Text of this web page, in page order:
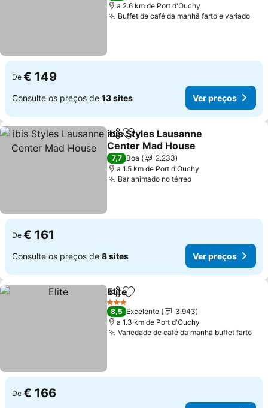
a 2.6 km de Port d'Ouchy
Buffet de café da manhã farto e variadoVer
De € 149
Consulte os preços de 13 sites Ver preços
PartilharAdicionar aos favoritos
ibis Styles Lausanne
Center Mad House
Ver preços
7,7 Boa
2.233
a 1.5 km de Port d'Ouchy
Bar animado no térreoVer preços
De € 161
Consulte os preços de 8 sites Ver preços
PartilharAdicionar aos favoritos
Elite
3 Estrelas
8,5 Excelente
3.943
a 1.3 km de Port d'Ouchy
Variedade de café da manhã buffet farto
De € 166